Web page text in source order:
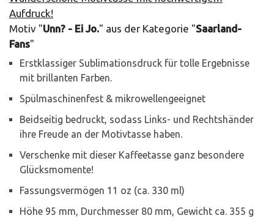
Aufdruck!
Motiv "Unn? - Ei Jo." aus der Kategorie "Saarland-
Fans"
Erstklassiger Sublimationsdruck für tolle Ergebnisse
mit brillanten Farben.
Spülmaschinenfest & mikrowellengeeignet
Beidseitig bedruckt, sodass Links- und Rechtshänder
ihre Freude an der Motivtasse haben.
Verschenke mit dieser Kaffeetasse ganz besondere
Glücksmomente!
Fassungsvermögen 11 oz (ca. 330 ml)
Höhe 95 mm, Durchmesser 80 mm, Gewicht ca. 355 g